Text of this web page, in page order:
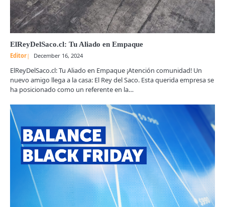
ElReyDelSaco.cl: Tu Aliado en Empaque
Editor December 16, 2024
ElReyDelSaco.cl: Tu Aliado en Empaque ¡Atención comunidad! Un
nuevo amigo llega a la casa: El Rey del Saco. Esta querida empresa se
ha posicionado como un referente en la…